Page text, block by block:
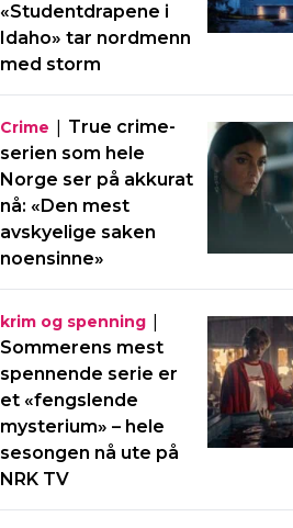
«Studentdrapene i
Idaho» tar nordmenn
med storm
Crime | True crime-
serien som hele
Norge ser på akkurat
nå: «Den mest
avskyelige saken
noensinne»
krim og spenning|
Sommerens mest
spennende serie er
et «fengslende
mysterium» – hele
sesongen nå ute på
NRK TV